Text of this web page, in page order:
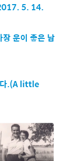
5. 14.
운이 좋은 남
다.(A little